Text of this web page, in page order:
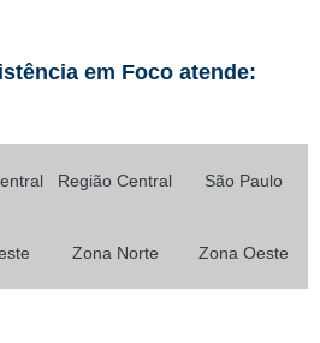
em Foco atende:
Região Central São Paulo
Zona Norte Zona Oeste